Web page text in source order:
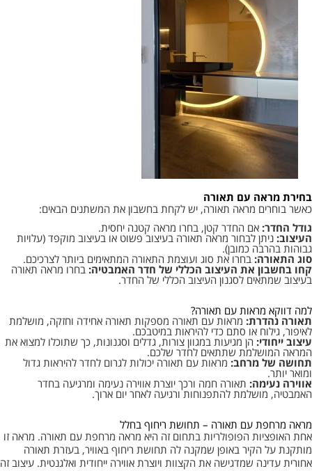
בחירת מראה עם תאורה
כאשר בוחרים מראה תאורה, יש לקחת בחשבון את המשתנים הבאים:
גודל החדר: אם החדר קטן, בחרו מראה קטנה יחסית.
העיצוב: ניתן לבחור מראה תאורה בעיצוב פשוט או בעיצוב מוקפד (עלויות
גבוהות בהרבה כמובן).
סוג התאורה: בחרו את סוג ועוצמת התאורה המתאימים ביותר לצרכיכם.
קחו בחשבון את העיצוב הכללי של חדר האמבטיה: בחרו מראה תאורה
בעיצוב שמתאים לסגנון העיצוב הכללי של החדר.
למה דווקא מראות עם תאורה?
תאורה נהדרת: מראות עם תאורה מספקות תאורה אחידה וחזקה, מושלמת
לאיפור, גילוח או סתם כדי להיראות במיטבכם.
עיצוב ייחודי: הן מגיעות במגוון צורות, גדלים וסגנונות, כך שתוכלו למצוא את
המראה המושלמת שתתאים לחדר שלכם.
תחושה של מרחב: מראות עם תאורה יכולות לגרום לחדר להיראות גדול
ומואר יותר.
אווירה נעימה: תאורה חמה ורכך יוצרת אווירה נעימה ומרגיעה בחדר
האמבטיה, מושלמת להתפנוחות ורגיעה לאחר יום ארוך.
מראה מרחפת עם תאורה – תחושת ריחוף בחלל
אחת האופציות הפופולריות בתחום זה היא מראה מרחפת עם תאורה. מראה זו
מותקנת על הקיר באופן שמקנה לה תחושת ריחוף באוויר, בעזרת תאורה
אחורית עדינה שמדגישה את הקצוות ויוצרת אווירה ייחודית ואלגנטית. עיצוב זה